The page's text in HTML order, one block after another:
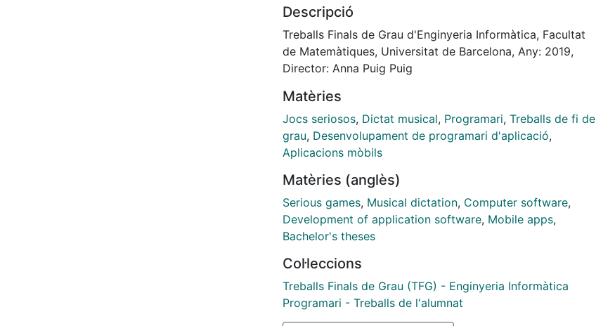
The main objective of this project is to design and
develop this application that offers the necessary tools
for users to be able to do dictations and see their results.
Among the most important requirements of the
music editor and implementing methods to automatically
correct user’s dictations.
Teachers, through a web platform, will be able to assign
dictations to their students and to receive the results of
Descripció
Treballs Finals de Grau d'Enginyeria Informàtica, Facultat
de Matemàtiques, Universitat de Barcelona, Any: 2019,
Director: Anna Puig Puig
Matèries
Jocs seriosos, Dictat musical, Programari, Treballs de fi de
grau, Desenvolupament de programari d'aplicació,
Aplicacions mòbils
Matèries (anglès)
Serious games, Musical dictation, Computer software,
Development of application software, Mobile apps,
Bachelor's theses
Col·leccions
Treballs Finals de Grau (TFG) - Enginyeria Informàtica
Programari - Treballs de l'alumnat